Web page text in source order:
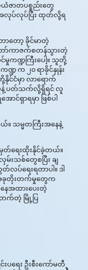
ဇာတပစ္စည်းတွေ
အလုပ်လုပ်ပြီး ထုတ်လို့ရ
ာတော့ ခိုင်မာတဲ့
ာ်ကာဇက်စတန်သွားတဲ့
မှုကဏ္ဍကြီးပေါ့။ သူတို့
ဍ က ၂၀ ရာခိုင်နှုန်း
င်ငံမှာ လာရောက်
နဲ့ ပတ်သက်လို့ရှိရင် လူ
ရှာရမှာ ဖြစ်ပါ
။ သမ္မတကြီးအနေနဲ့
တ်ရေးထိုးနိုင်ခဲ့တယ်။
သစ်တွေစပြီး ချ
ပ်ရေးရတာပါ။ ဒါ
အခုတိုးတက်မှုတွေက
ေအထားပေးတဲ့
က်တဲ့ မြို့ပြ
ပရေး ဦးစီးကော်မတီ